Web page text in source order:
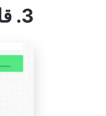
3. قالب خارطة طريق المنتج ClickUp